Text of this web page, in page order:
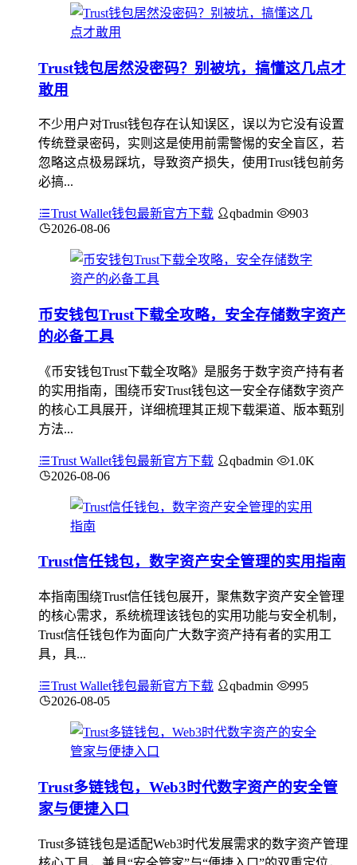
Trust钱包居然没密码？别被坑，搞懂这几点才
敢用
不少用户对Trust钱包存在认知误区，误以为它没有设置
传统登录密码，实则这是使用前需警惕的安全盲区，若
忽略这点极易踩坑，导致资产损失，使用Trust钱包前务
必搞...
Trust Wallet钱包最新官方下载 qbadmin
903
2026-08-06
币安钱包Trust下载全攻略，安全存储数字资产
的必备工具
《币安钱包Trust下载全攻略》是服务于数字资产持有者
的实用指南，围绕币安Trust钱包这一安全存储数字资产
的核心工具展开，详细梳理其正规下载渠道、版本甄别
方法...
Trust Wallet钱包最新官方下载 qbadmin
1.0K
2026-08-06
Trust信任钱包，数字资产安全管理的实用指南
本指南围绕Trust信任钱包展开，聚焦数字资产安全管理
的核心需求，系统梳理该钱包的实用功能与安全机制，
Trust信任钱包作为面向广大数字资产持有者的实用工
具，具...
Trust Wallet钱包最新官方下载 qbadmin
995
2026-08-05
Trust多链钱包，Web3时代数字资产的安全管
家与便捷入口
Trust多链钱包是适配Web3时代发展需求的数字资产管理